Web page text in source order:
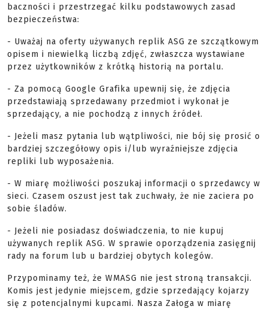
baczności i przestrzegać kilku podstawowych zasad
bezpieczeństwa:
- Uważaj na oferty używanych replik ASG ze szczątkowym
opisem i niewielką liczbą zdjęć, zwłaszcza wystawiane
przez użytkowników z krótką historią na portalu.
- Za pomocą Google Grafika upewnij się, że zdjęcia
przedstawiają sprzedawany przedmiot i wykonał je
sprzedający, a nie pochodzą z innych źródeł.
- Jeżeli masz pytania lub wątpliwości, nie bój się prosić o
bardziej szczegółowy opis i/lub wyraźniejsze zdjęcia
repliki lub wyposażenia.
- W miarę możliwości poszukaj informacji o sprzedawcy w
sieci. Czasem oszust jest tak zuchwały, że nie zaciera po
sobie śladów.
- Jeżeli nie posiadasz doświadczenia, to nie kupuj
używanych replik ASG. W sprawie oporządzenia zasięgnij
rady na forum lub u bardziej obytych kolegów.
Przypominamy też, że WMASG nie jest stroną transakcji.
Komis jest jedynie miejscem, gdzie sprzedający kojarzy
się z potencjalnymi kupcami. Nasza Załoga w miarę